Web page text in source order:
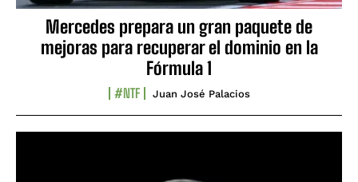
Mercedes prepara un gran paquete de
mejoras para recuperar el dominio en la
Fórmula 1
#NTF Juan José Palacios